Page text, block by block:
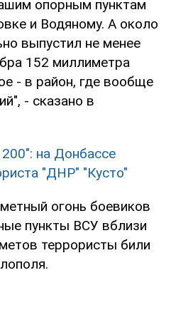
опорным пунктам
и Водяному. А около
выпустил не менее
152 миллиметра
- в район, где вообще
- сказано в
на Донбассе
"ДНР" "Кусто"
огонь боевиков
пункты ВСУ вблизи
террористы били